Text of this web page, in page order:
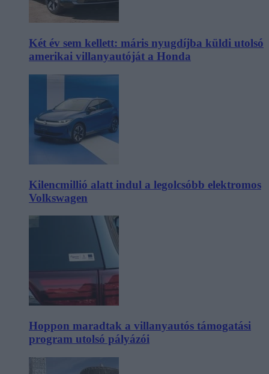
Két év sem kellett: máris nyugdíjba küldi utolsó
amerikai villanyautóját a Honda
Kilencmillió alatt indul a legolcsóbb elektromos
Volkswagen
Hoppon maradtak a villanyautós támogatási
program utolsó pályázói